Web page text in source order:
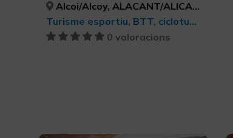
Alcoi/Alcoy, ALACANT/ALICANTE
Turisme esportiu, BTT, cicloturisme i ciclisme
0 valoracions